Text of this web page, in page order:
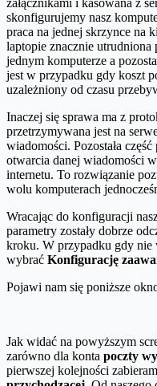
skonfigurujemy nasz
praca na jednej skrzynce na
laptopie znacznie utrudniona
jednym komputerze a
jest w przypadku gdy koszt
uzależniony od czasu
Inaczej się sprawa ma z
przetrzymywana jest na
wiadomości. Pozostała
otwarcia danej wiadomości
internetu. To rozwiązanie
wolu komputerach
Wracając do konfiguracji
parametry zostały dobrze
kroku. W przypadku gdy nie
wybrać Konfigurację
Pojawi nam się poniższe
Jak widać na powyższym
zarówno dla konta poczty
pierwszej kolejności